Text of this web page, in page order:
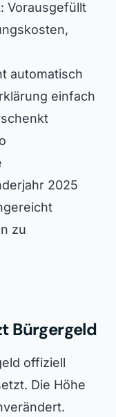
Vorausgefüllt
automatisch
einfach
2025
zu
Bürgergeld
offiziell
Die Höhe